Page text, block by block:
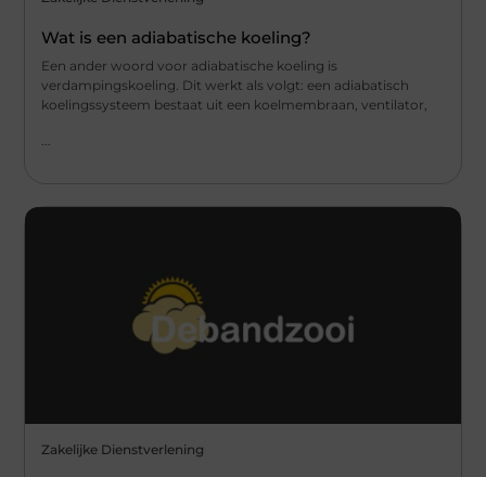
Wat is een adiabatische koeling?
Een ander woord voor adiabatische koeling is
verdampingskoeling. Dit werkt als volgt: een adiabatisch
koelingssysteem bestaat uit een koelmembraan, ventilator,
Zakelijke Dienstverlening